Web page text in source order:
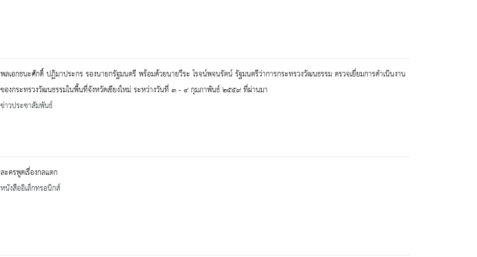
พลเอกธนะศักดิ์ ปฏิมาประกร รองนายกรัฐมนตรี พร้อมด้วยนายวีระ โรจน์พจนรัตน์ รัฐมนตรีว่าการกระทรวงวัฒนธรรม ตรวจเยี่ยมการดำเนินงาน
ของกระทรวงวัฒนธรรมในพื้นที่จังหวัดเชียงใหม่ ระหว่างวันที่ ๓ - ๔ กุมภาพันธ์ ๒๕๕๙ ที่ผ่านมา
ข่าวประชาสัมพันธ์
ละครพูดเรื่องกลแตก
หนังสืออิเล็กทรอนิกส์